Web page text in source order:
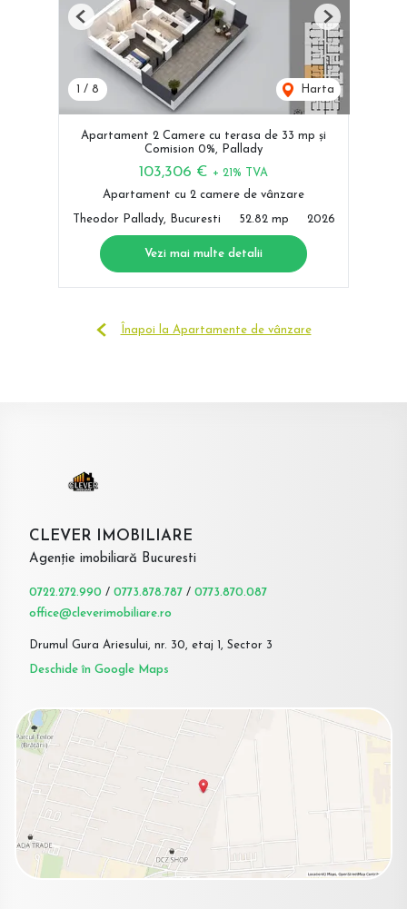
1 / 8 Harta
Previous Next
Apartament 2 Camere cu terasa de 33 mp și
Comision 0%, Pallady
103,306 € + 21% TVA
Apartament cu 2 camere de vânzare
Theodor Pallady, Bucuresti 52.82 mp 2026
Vezi mai multe detalii
Înapoi la Apartamente de vânzare
CLEVER IMOBILIARE
Agenție imobiliară Bucuresti
0722.272.990 / 0773.878.787 / 0773.870.087
office@cleverimobiliare.ro
Drumul Gura Ariesului, nr. 30, etaj 1, Sector 3
Deschide în Google Maps